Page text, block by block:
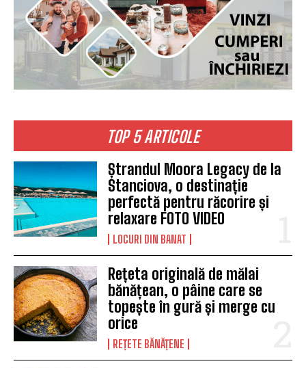
TOP 5 ARTICOLE
Ștrandul Moora Legacy de la
Stanciova, o destinație
perfectă pentru răcorire și
relaxare FOTO VIDEO
LOCURI DIN BANAT
Rețeta originală de mălai
bănățean, o pâine care se
topește în gură și merge cu
orice
REȚETE BĂNĂȚENE